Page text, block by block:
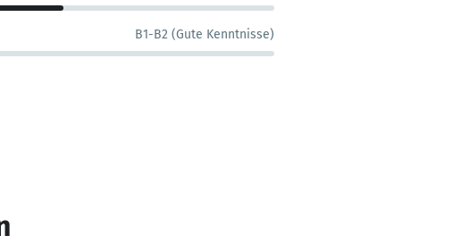
B1-B2 (Gute Kenntnisse)